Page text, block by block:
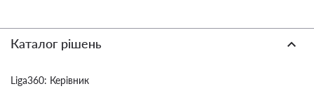
Каталог рішень
Liga360: Керівник